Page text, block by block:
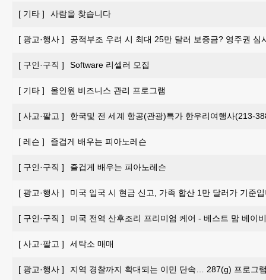
[ 기타 ] 사람을 찾습니다
[ 광고·행사 ] 공적부조 우려 시 최대 25만 달러 보증금? 영주권 심
[ 구인·구직 ] Software 리셀러 모집
[ 기타 ] 올인원 비즈니스 관리 프로그램
[ 사고·팔고 ] 한국및 전 세계 항공(관광)특가 한우리여행사(213-
[ 레슨 ] 즐겁게 배우는 피아노레슨
[ 구인·구직 ] 즐겁게 배우는 피아노레슨
[ 광고·행사 ] 미국 입국 시 현금 신고, 가족 합산 1만 달러가 기준
[ 구인·구직 ] 미국 전역 산후조리 프리미엄 케어 - 베스트 맘 베이
[ 사고·팔고 ] 세탁소 매매
[ 광고·행사 ] 지역 경찰까지 확대되는 이민 단속… 287(g) 프로그